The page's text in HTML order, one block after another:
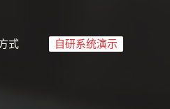
式 自研系统演示